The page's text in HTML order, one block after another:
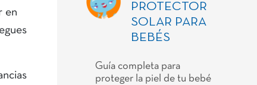
en
PROTECTOR
SOLAR PARA
BEBÉS
Guía completa para
proteger la piel de tu bebé